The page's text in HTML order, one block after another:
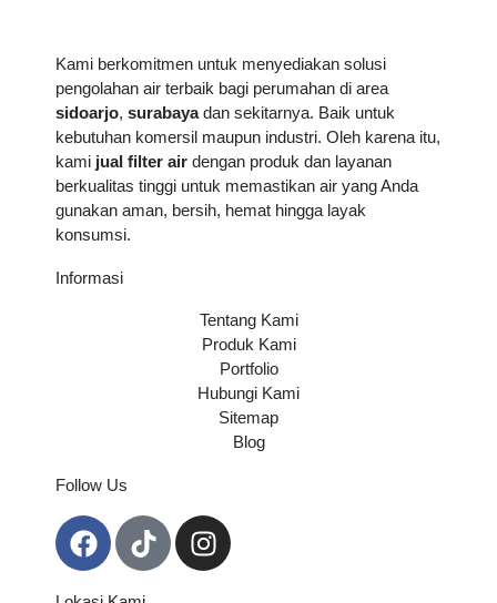
Kami berkomitmen untuk menyediakan solusi
pengolahan air terbaik bagi perumahan di area
sidoarjo, surabayadan sekitarnya. Baik untuk
kebutuhan komersil maupun industri. Oleh karena itu,
kami jual filter air dengan produk dan layanan
berkualitas tinggi untuk memastikan air yang Anda
gunakan aman, bersih, hemat hingga layak
konsumsi.
Informasi
Tentang Kami
Produk Kami
Portfolio
Hubungi Kami
Sitemap
Blog
Follow Us